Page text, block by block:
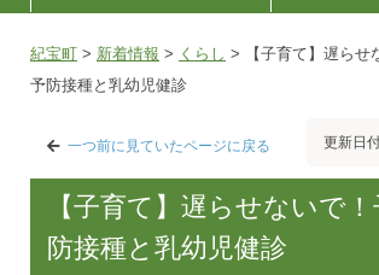
紀宝町 > 新着情報 > くらし >
【子育て】遅ら
予防接種と乳幼児健診
一つ前に見ていたページに戻る 更新日
【子育て】遅らせないで
防接種と乳幼児健診